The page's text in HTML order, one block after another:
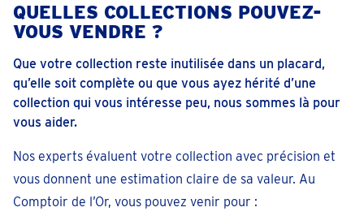
QUELLES COLLECTIONS POUVEZ-
VOUS VENDRE ?
Que votre collection reste inutilisée dans un placard,
qu’elle soit complète ou que vous ayez hérité d’une
collection qui vous intéresse peu, nous sommes là pour
vous aider.
Nos experts évaluent votre collection avec précision et
vous donnent une estimation claire de sa valeur. Au
Comptoir de l’Or, vous pouvez venir pour :